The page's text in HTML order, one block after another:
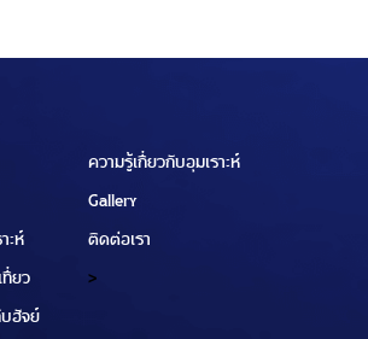
ะห์
ยว
ฮัจย์
ความรู้เกี่ยวกับอุมเราะห์
Gallery
ติดต่อเรา
>